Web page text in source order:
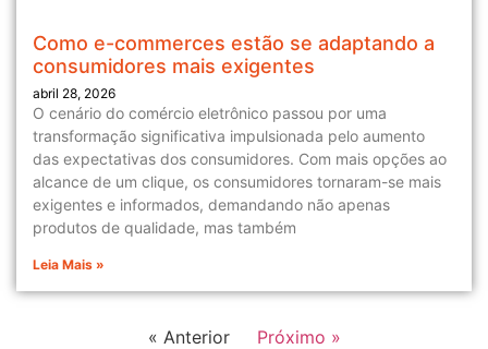
Como e-commerces estão se adaptando a
consumidores mais exigentes
abril 28, 2026
O cenário do comércio eletrônico passou por uma
transformação significativa impulsionada pelo aumento
das expectativas dos consumidores. Com mais opções ao
alcance de um clique, os consumidores tornaram-se mais
exigentes e informados, demandando não apenas
produtos de qualidade, mas também
Leia Mais »
« Anterior Próximo »